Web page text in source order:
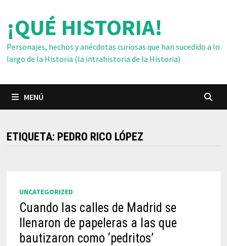
contenido
¡QUÉ HISTORIA!
Personajes, hechos y anécdotas curiosas que han sucedido a lo
largo de la Historia (la intrahistoria de la Historia)
MENÚ
ETIQUETA: PEDRO RICO LÓPEZ
UNCATEGORIZED
Cuando las calles de Madrid se
llenaron de papeleras a las que
bautizaron como ‘pedritos’